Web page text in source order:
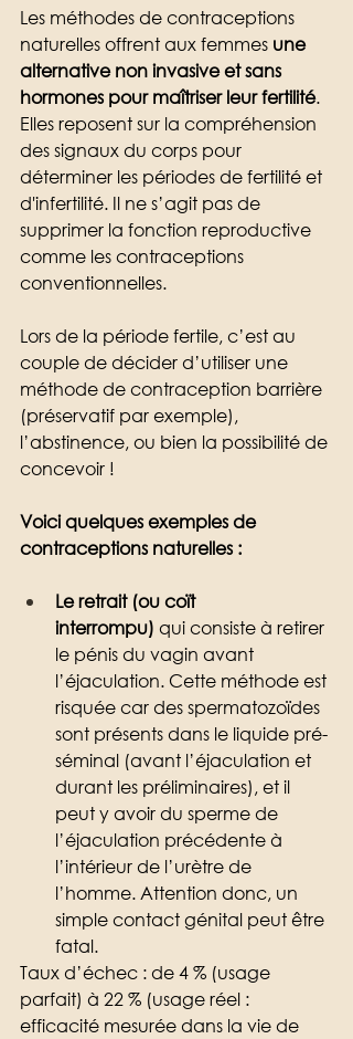
Les méthodes de contraceptions
naturelles offrent aux femmes une
alternative non invasive et sans
hormones pour maîtriser leur fertilité.
Elles reposent sur la compréhension
des signaux du corps pour
déterminer les périodes de fertilité et
d'infertilité. Il ne s’agit pas de
supprimer la fonction reproductive
comme les contraceptions
conventionnelles.
Lors de la période fertile, c’est au
couple de décider d’utiliser une
méthode de contraception barrière
(préservatif par exemple),
l’abstinence, ou bien la possibilité de
concevoir !
Voici quelques exemples de
contraceptions naturelles :
Le retrait (ou coït
interrompu) qui consiste à retirer
le pénis du vagin avant
l’éjaculation. Cette méthode est
risquée car des spermatozoïdes
sont présents dans le liquide pré-
séminal (avant l’éjaculation et
durant les préliminaires), et il
peut y avoir du sperme de
l’éjaculation précédente à
l’intérieur de l’urètre de
l’homme. Attention donc, un
simple contact génital peut être
fatal.
Taux d’échec : de 4 % (usage
parfait) à 22 % (usage réel :
efficacité mesurée dans la vie de